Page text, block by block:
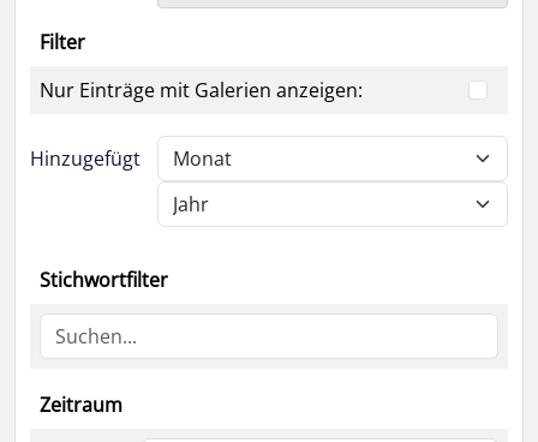
Filter
Nur Einträge mit Galerien anzeigen:
Hinzugefügt
Stichwortfilter
Zeitraum